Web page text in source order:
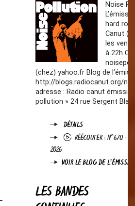
Noise
hard
Canut
les
à 22h
(chez) yahoo.fr Blog de
http://blogs.radiocanut.org/
adresse : Radio canut
pollution » 24 rue Sergent
DÉTAILS
RÉÉCOUTER : N°670 –
2026
VOIR LE BLOG DE
LES BANDES